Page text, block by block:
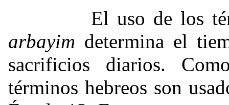
El uso de los
arbayim determina el
sacrificios diarios.
términos hebreos son